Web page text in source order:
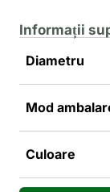
Informații
Diametru
Mod
Culoare